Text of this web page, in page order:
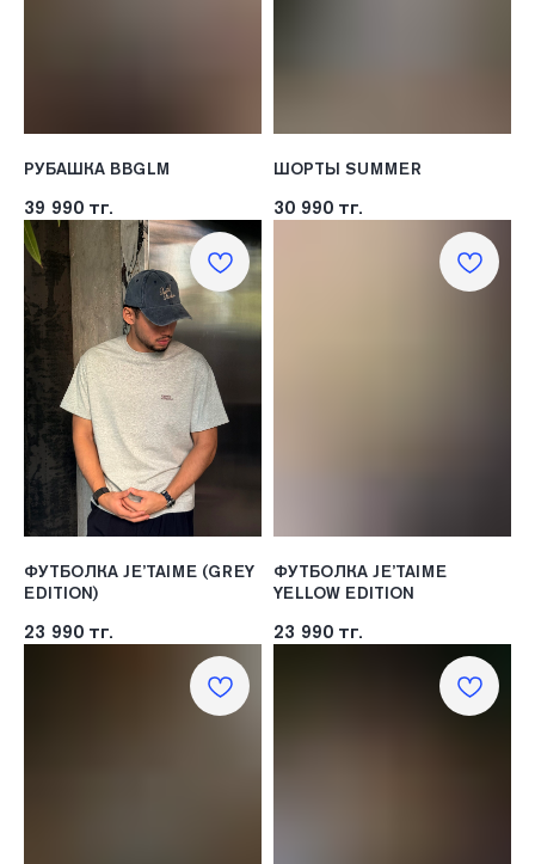
РУБАШКА BBGLM
39 990 тг.
ШОРТЫ SUMMER
30 990 тг.
ФУТБОЛКА JE’TAIME (GREY
EDITION)
23 990 тг.
ФУТБОЛКА JE’TAIME
YELLOW EDITION
23 990 тг.